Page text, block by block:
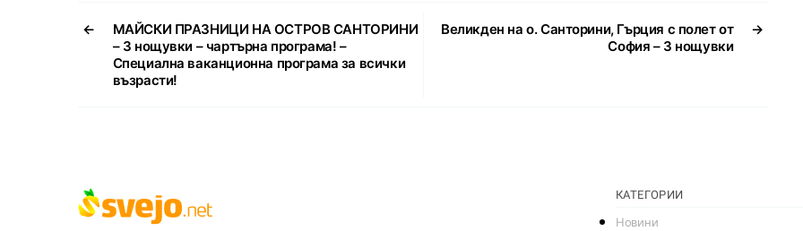
←
МАЙСКИ ПРАЗНИЦИ НА ОСТРОВ САНТОРИНИ
– 3 нощувки – чартърна програма! –
Специална ваканционна програма за всички
възрасти!
→
Великден на о. Санторини, Гърция с полет от
София – 3 нощувки
КАТЕГОРИИ
Новини